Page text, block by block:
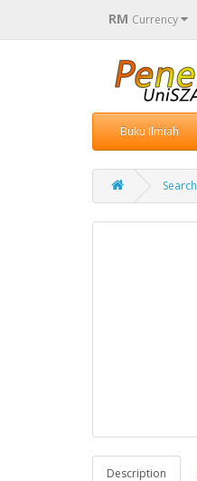
RM Currency
Buku Ilmiah
Search
Description